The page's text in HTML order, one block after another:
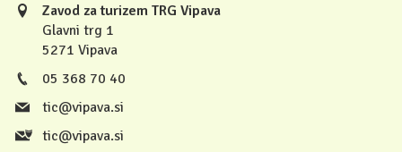
Zavod za turizem TRG Vipava
Glavni trg 1
5271 Vipava
05 368 70 40
tic@vipava.si
tic@vipava.si